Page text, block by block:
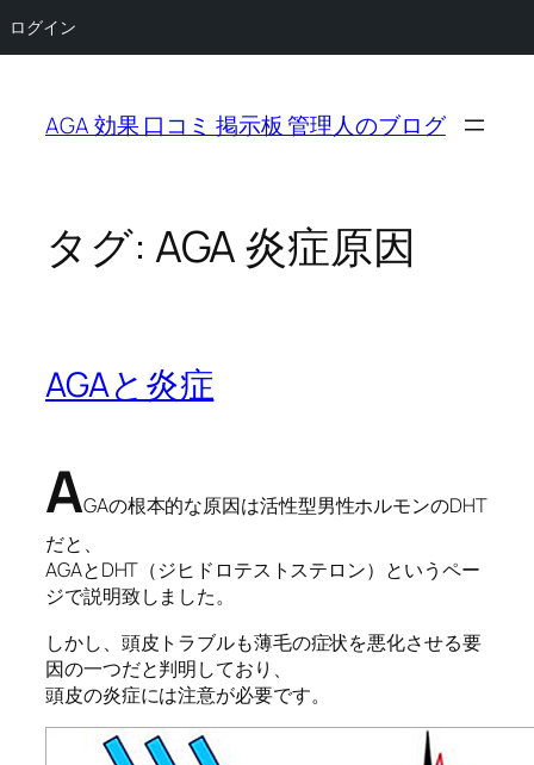
ログイン
AGA 効果 口コミ 掲示板 管理人のブログ
タグ: AGA 炎症原因
AGAと炎症
AGAの根本的な原因は活性型男性ホルモンのDHT
だと、
AGAとDHT（ジヒドロテストステロン）というペー
ジで説明致しました。
しかし、頭皮トラブルも薄毛の症状を悪化させる要
因の一つだと判明しており、
頭皮の炎症には注意が必要です。